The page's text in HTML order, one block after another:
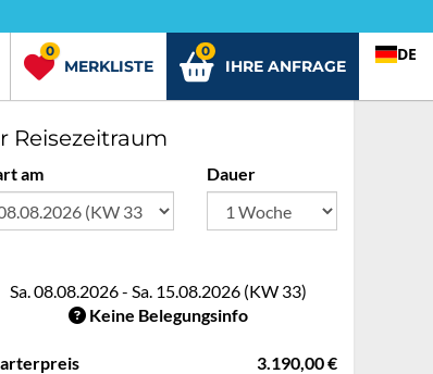
MERKLISTE
0
IHRE ANFRAGE
0 DE
Reisezeitraum
am Dauer
Sa. 08.08.2026 - Sa. 15.08.2026 (KW 33)
Keine Belegungsinfo
3.190,00 €